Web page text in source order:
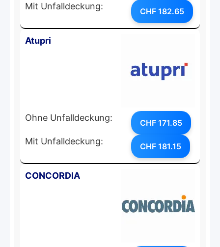
Mit Unfalldeckung: CHF 182.65
Atupri
Ohne Unfalldeckung: CHF 171.85
Mit Unfalldeckung: CHF 181.15
CONCORDIA